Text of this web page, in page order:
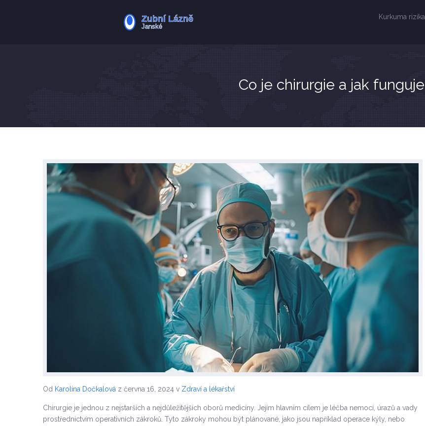
Kurkuma rizika
Co je chirurgie a jak funguje
Od Karolína Dočkalová z června 16, 2024 v Zdraví a lékařství
Chirurgie je jednou z nejstarších a nejdůležitějších oborů medicíny. Jejím hlavním cílem je léčba nemocí, úrazů a vady
prostřednictvím operativních zákroků. Tyto zákroky mohou být plánované, jako jsou například operace kýly, nebo